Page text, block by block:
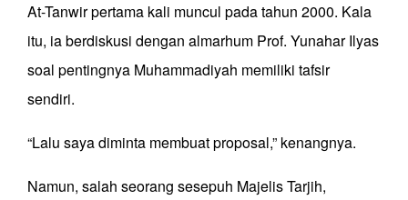
At-Tanwir pertama kali muncul pada tahun 2000. Kala
itu, ia berdiskusi dengan almarhum Prof. Yunahar Ilyas
soal pentingnya Muhammadiyah memiliki tafsir
sendiri.
“Lalu saya diminta membuat proposal,” kenangnya.
Namun, salah seorang sesepuh Majelis Tarjih,